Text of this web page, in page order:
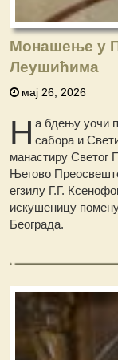
Монашење у
Леушићима
мај 26, 2026
Н а бдењу уочи
сабора и
манастиру
Његово
егзилу Г.Г.
искушеницу
Београда.